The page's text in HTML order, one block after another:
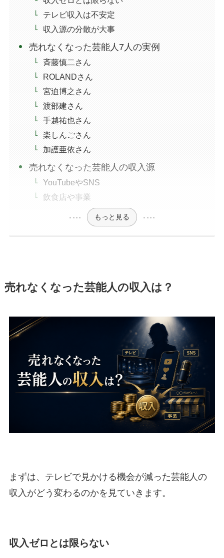
テレビ収入は不安定
収入源の分散が大事
売れなくなった芸能人7人の実例
斉藤慎二さん
ROLANDさん
宮迫博之さん
渡部建さん
手越祐也さん
楽しんごさん
加護亜依さん
売れなくなった芸能人の収入源
YouTubeやSNS
飲食店や事業
もっと見る
売れなくなった芸能人の収入は？
まずは、テレビで見かける機会が減った芸能人の
収入がどう変わるのかを見ていきます。
収入ゼロとは限らない